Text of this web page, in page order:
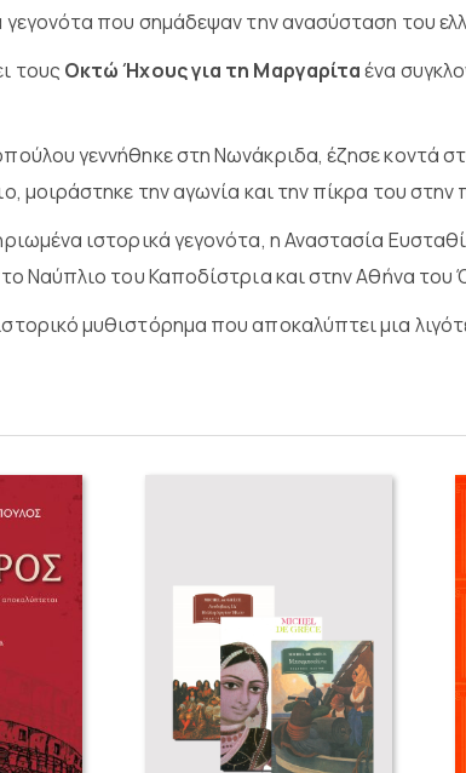
γεγονότα που σημάδεψαν την ανασύσταση του
τους Οκτώ Ήχους για τη Μαργαρίταένα
γεννήθηκε στη Νωνάκριδα, έζησε κοντά
μοιράστηκε την αγωνία και την πίκρα του
ιστορικά γεγονότα, η Αναστασία
Ναύπλιο του Καποδίστρια και στην Αθήνα
μυθιστόρημα που αποκαλύπτει μια